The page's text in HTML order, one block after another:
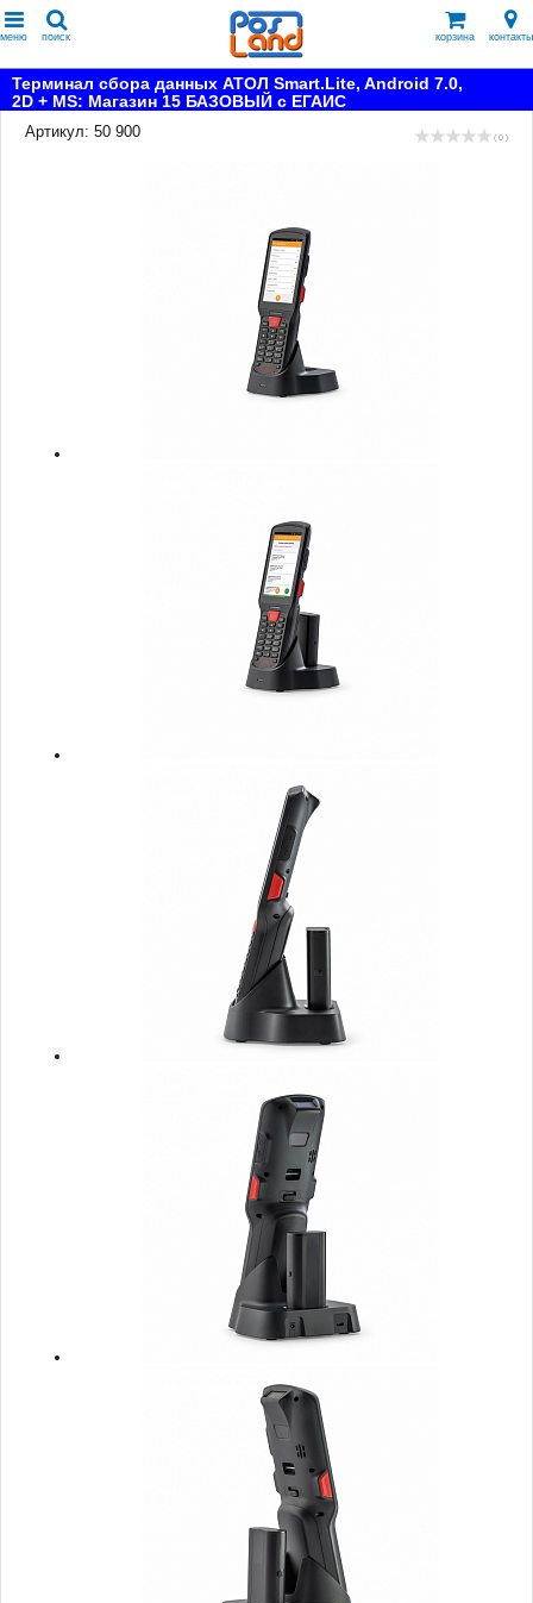
меню поиск корзина контакты
Терминал сбора данных АТОЛ Smart.Lite, Android 7.0,
2D + MS: Магазин 15 БАЗОВЫЙ с ЕГАИС
Артикул: 50 900
( 0 )